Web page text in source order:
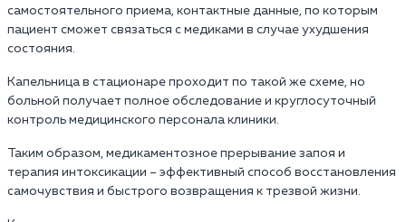
самостоятельного приема, контактные данные, по которым
пациент сможет связаться с медиками в случае ухудшения
состояния.
Капельница в стационаре проходит по такой же схеме, но
больной получает полное обследование и круглосуточный
контроль медицинского персонала клиники.
Таким образом, медикаментозное прерывание запоя и
терапия интоксикации – эффективный способ восстановления
самочувствия и быстрого возвращения к трезвой жизни.